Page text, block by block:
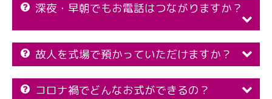
深夜・早朝でもお電話はつながりますか？
故人を式場で預かっていただけますか？
コロナ禍でどんなお式ができるの？